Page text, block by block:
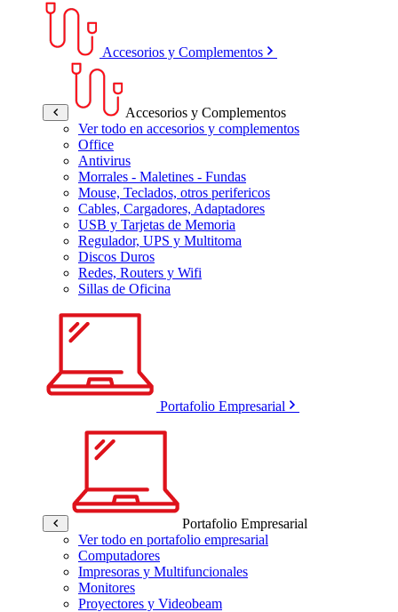
Accesorios y Complementos
Accesorios y Complementos
Ver todo en accesorios y complementos
Office
Antivirus
Morrales - Maletines - Fundas
Mouse, Teclados, otros perifericos
Cables, Cargadores, Adaptadores
USB y Tarjetas de Memoria
Regulador, UPS y Multitoma
Discos Duros
Redes, Routers y Wifi
Sillas de Oficina
Portafolio Empresarial
Portafolio Empresarial
Ver todo en portafolio empresarial
Computadores
Impresoras y Multifuncionales
Monitores
Proyectores y Videobeam